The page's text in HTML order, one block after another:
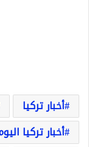
أخبار تركيا
أخبار تركيا